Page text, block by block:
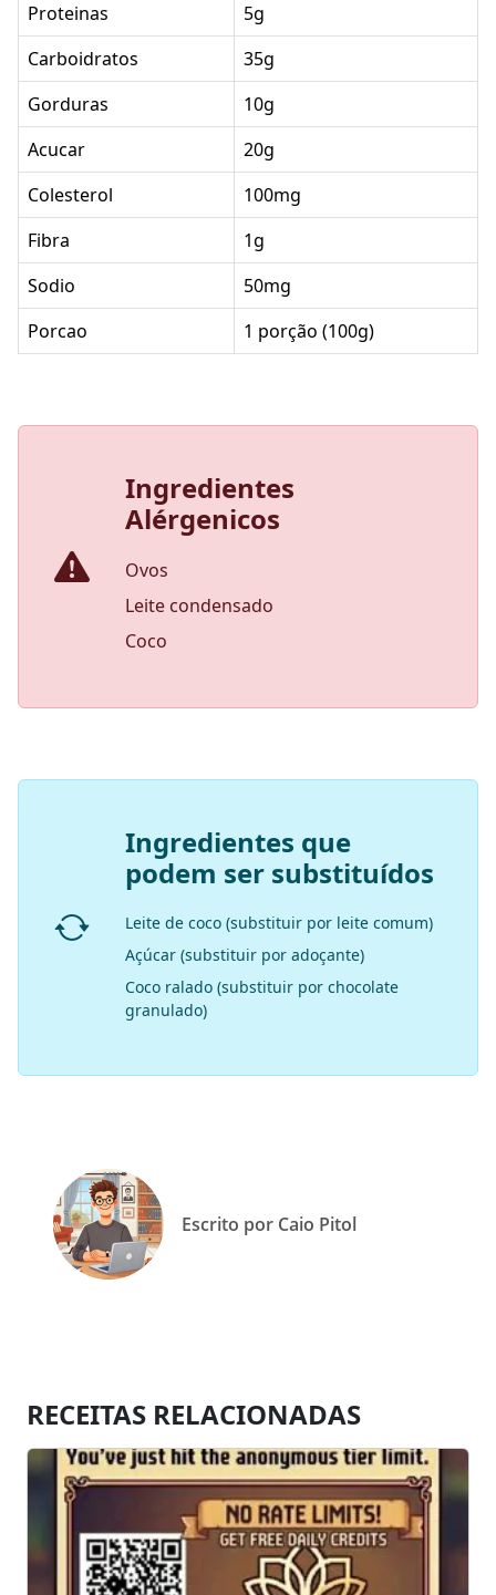
Proteinas
5g
Carboidratos
35g
Gorduras
10g
Acucar
20g
Colesterol
100mg
Fibra
1g
Sodio
50mg
Porcao
1 porção (100g)
Ingredientes
Alérgenicos
Ovos
Leite condensado
Coco
Ingredientes que
podem ser substituídos
Leite de coco (substituir por leite comum)
Açúcar (substituir por adoçante)
Coco ralado (substituir por chocolate
granulado)
Escrito por Caio Pitol
RECEITAS RELACIONADAS